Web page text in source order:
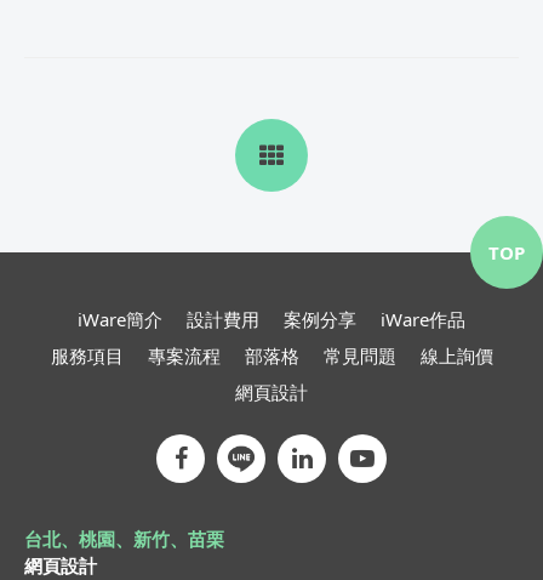
iWare簡介 設計費用 案例分享
iWare作品
服務項目
專案流程 部落格 常見問題
線上詢價
網頁設計
台北、桃園、新竹、苗栗
網頁設計
TOP